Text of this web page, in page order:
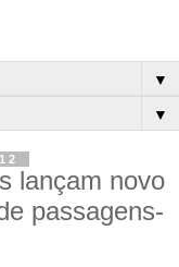
▼
▼
lançam novo
passagens-